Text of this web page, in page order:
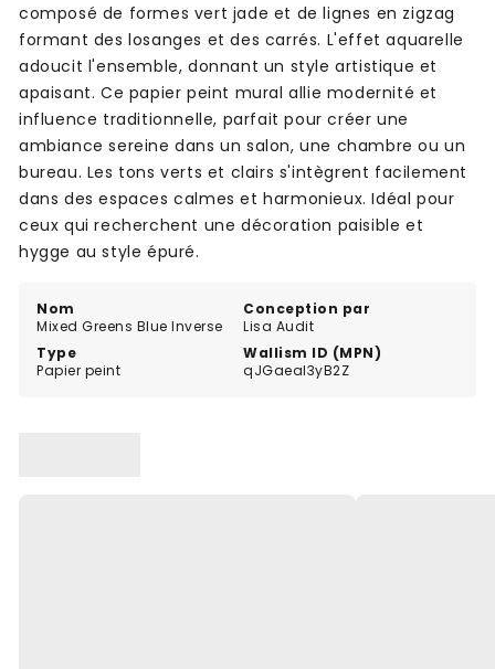
Nom
Mixed Greens Blue Inverse
Conception par
Lisa Audit
Type
Papier peint
Wallism ID (MPN)
qJGaeal3yB2Z
composé de formes vert jade et de lignes en zigzag
formant des losanges et des carrés. L'effet aquarelle
adoucit l'ensemble, donnant un style artistique et
apaisant. Ce papier peint mural allie modernité et
influence traditionnelle, parfait pour créer une
ambiance sereine dans un salon, une chambre ou un
bureau. Les tons verts et clairs s'intègrent facilement
dans des espaces calmes et harmonieux. Idéal pour
ceux qui recherchent une décoration paisible et
hygge au style épuré.